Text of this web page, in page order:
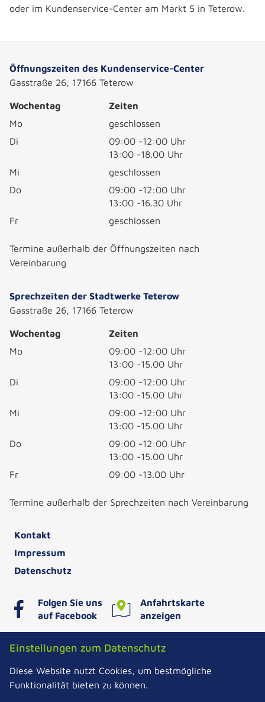
Einstellungen zum Datenschutz
Diese Website nutzt Cookies, um bestmögliche
Funktionalität bieten zu können.
oder im Kundenservice-Center am Markt 5 in Teterow.
Öffnungszeiten des Kundenservice-Center
Gasstraße 26, 17166 Teterow
Wochentag
Zeiten
Mo
geschlossen
Di
09:00 -12:00 Uhr
13:00 -18.00 Uhr
Mi
geschlossen
Do
09:00 -12:00 Uhr
13:00 -16.30 Uhr
Fr
geschlossen
Termine außerhalb der Öffnungszeiten nach
Vereinbarung
Sprechzeiten der Stadtwerke Teterow
Gasstraße 26, 17166 Teterow
Wochentag
Zeiten
Mo
09:00 -12:00 Uhr
13:00 -15.00 Uhr
Di
09:00 -12:00 Uhr
13:00 -15.00 Uhr
Mi
09:00 -12:00 Uhr
13:00 -15.00 Uhr
Do
09:00 -12:00 Uhr
13:00 -15.00 Uhr
Fr
09:00 -13.00 Uhr
Termine außerhalb der Sprechzeiten nach Vereinbarung
Kontakt
Impressum
Datenschutz
Folgen Sie uns
auf Facebook
Anfahrtskarte
anzeigen
Gasstraße 26
17166 Teterow